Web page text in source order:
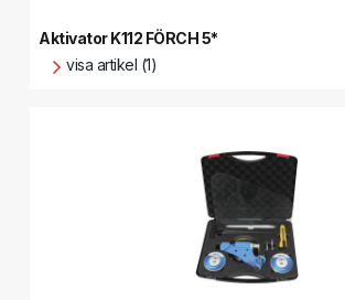
Aktivator K112 FÖRCH 5*
visa artikel (1)